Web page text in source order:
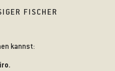
FISCHER
kannst: